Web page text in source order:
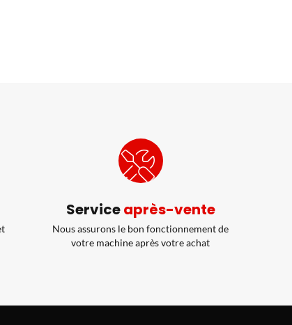
Serviceaprès-vente
Nous assurons le bon fonctionnement de
votre machine après votre achat